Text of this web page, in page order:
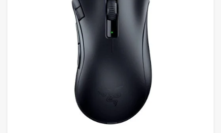
Sản phẩm đang có mặt tại cửa hàng Mygear với
giá bán hấp dẫn và chế độ bảo hành chính hãng để
bạn có thể dễ dàng đến tận nơi để trải nghiệm và
nhanh chóng rinh ngày về trang bị cho không gian
làm việc, giải trí của chính mình.